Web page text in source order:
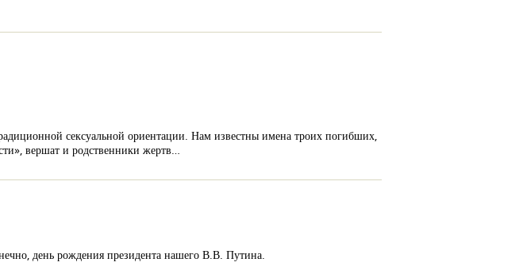
сексуальной ориентации. Нам известны имена троих погибших,
вершат и родственники жертв…
день рождения президента нашего В.В. Путина.